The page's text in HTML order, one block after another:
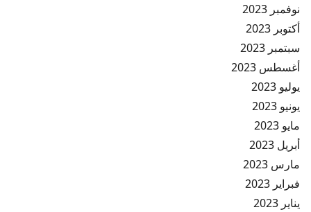
نوفمبر 2023
أكتوبر 2023
سبتمبر 2023
أغسطس 2023
يوليو 2023
يونيو 2023
مايو 2023
أبريل 2023
مارس 2023
فبراير 2023
يناير 2023